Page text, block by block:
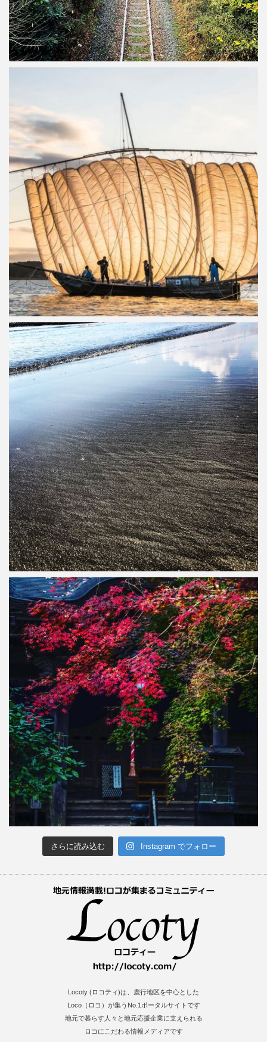
さらに読み込む Instagram でフォロー
Locoty (ロコティ)は、鹿行地区を中心とした
Loco（ロコ）が集うNo.1ポータルサイトです
地元で暮らす人々と地元応援企業に支えられる
ロコにこだわる情報メディアです